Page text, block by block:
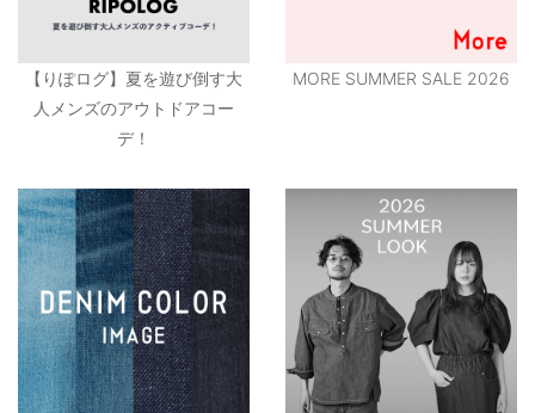
【りぽログ】夏を遊び倒す大
人メンズのアウトドアコー
デ！
MORE SUMMER SALE 2026